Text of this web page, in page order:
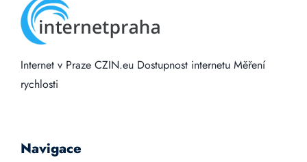
Internet v Praze CZIN.eu Dostupnost internetu Měření
rychlosti
Navigace